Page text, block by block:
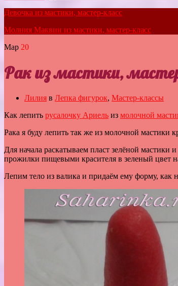
Девочка из мастики, мастер-класс
Молния Маквин из мастики, мастер-класс
Мар 20
Рак из мастики,
Лилия в Лепка фигурок, Мастер-классы
Как лепить русалочку Ариель из молочной
Рака я буду лепить так же из молочной мастики
Для начала раскатываем пласт зелёной мастики
прожилки пищевыми красителя в зеленый цвет
Лепим тело из валика и придаём ему форму, как